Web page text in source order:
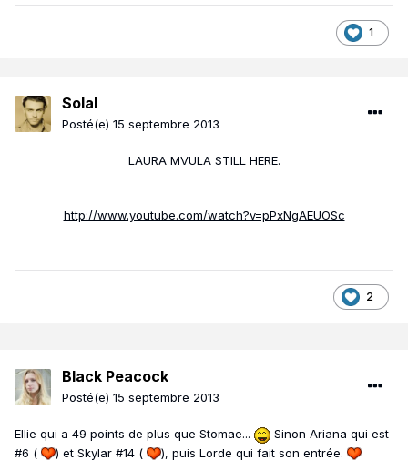
1
Solal
Posté(e) 15 septembre 2013
LAURA MVULA STILL HERE.
http://www.youtube.com/watch?v=pPxNgAEUOSc
2
Black Peacock
Posté(e) 15 septembre 2013
Ellie qui a 49 points de plus que Stomae...
Sinon Ariana qui est
#6 (
) et Skylar #14 ( ), puis Lorde qui fait son entrée.